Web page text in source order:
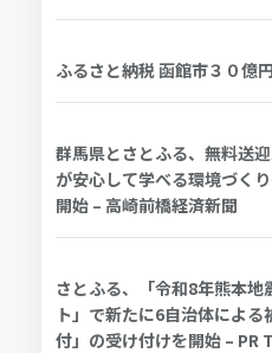
ふるさと納税 函館市３０億
群馬県とさとふる、無料送
が安心して学べる環境づく
開始 – 高崎前橋経済新聞
さとふる、「令和8年熊本地
ト」で新たに6自治体によ
付」の受け付けを開始 – PR